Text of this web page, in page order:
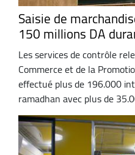
Saisie de
150 millions DA
Les services de contrôle
Commerce et de la
effectué plus de 196.000
ramadhan avec plus de